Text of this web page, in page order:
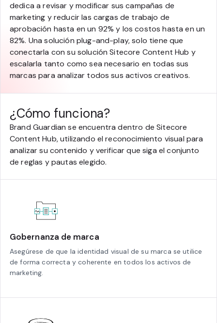
dedica a revisar y modificar sus campañas de
marketing y reducir las cargas de trabajo de
aprobación hasta en un 92% y los costos hasta en un
82%. Una solución plug-and-play, solo tiene que
conectarla con su solución Sitecore Content Hub y
escalarla tanto como sea necesario en todas sus
marcas para analizar todos sus activos creativos.
¿Cómo funciona?
Brand Guardian se encuentra dentro de Sitecore
Content Hub, utilizando el reconocimiento visual para
analizar su contenido y verificar que siga el conjunto
de reglas y pautas elegido.
Gobernanza de marca
Asegúrese de que la identidad visual de su marca se utilice
de forma correcta y coherente en todos los activos de
marketing.